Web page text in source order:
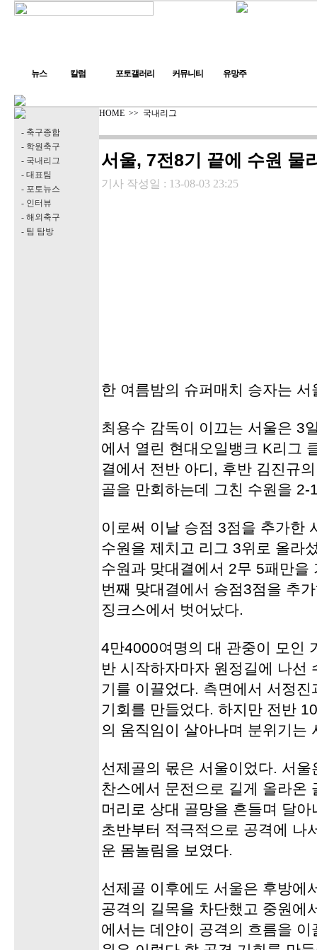
뉴스 칼럼 포토갤러리 커뮤니티 유망주
- 축구종합
- 학원축구
- 국내리그
- 대표팀
- 포토뉴스
- 인터뷰
- 해외축구
- 팀 탐방
HOME >> 국내리그
서울, 7전8기 끝에 수원 물
기사 작성일 : 13-08-03 23:25
한 여름밤의 슈퍼매치 승자는 서
최용수 감독이 이끄는 서울은 3
에서 열린 현대오일뱅크 K리그
결에서 전반 아디, 후반 김진규
골을 만회하는데 그친 수원을 2-
이로써 이날 승점 3점을 추가한
수원을 제치고 리그 3위로 올라
수원과 맞대결에서 2무 5패만을
번째 맞대결에서 승점3점을 추
징크스에서 벗어났다.
4만4000여명의 대 관중이 모인
반 시작하자마자 원정길에 나선
기를 이끌었다. 측면에서 서정
기회를 만들었다. 하지만 전반
의 움직임이 살아나며 분위기는
선제골의 몫은 서울이었다. 서
찬스에서 문전으로 길게 올라온
머리로 상대 골망을 흔들며 달
초반부터 적극적으로 공격에 나
운 몸놀림을 보였다.
선제골 이후에도 서울은 후방에
공격의 길목을 차단했고 중원에
에서는 데얀이 공격의 흐름을